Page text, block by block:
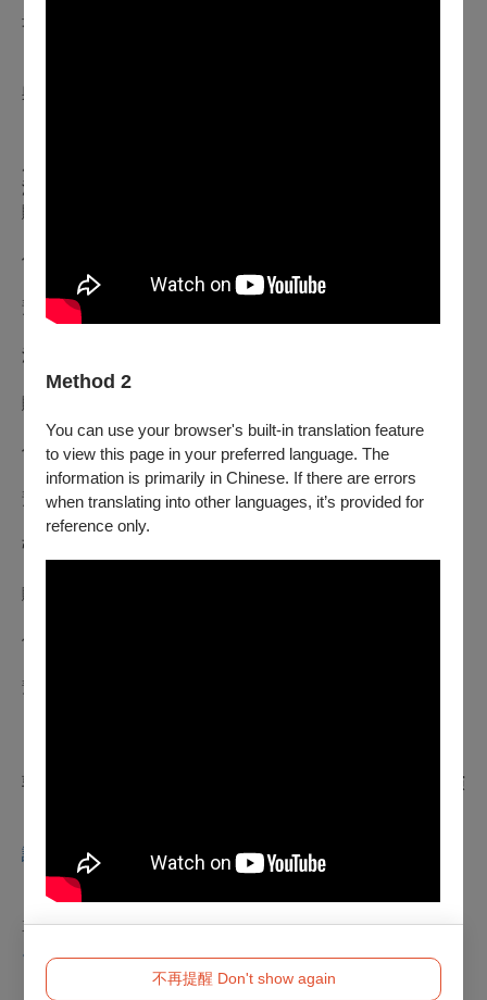
Method 2
You can use your browser's built-in translation feature
to view this page in your preferred language. The
information is primarily in Chinese. If there are errors
when translating into other languages, it’s provided for
reference only.
不再提醒 Don't show again
最根本的連結與歸屬為何。
與自我共舞，更展現創作者跨界的躍動與挑戰。
波》導演
作品介紹
預告
法比歐提姆 Fabio THIEME｜《默日迪斯可》導演
𖡡
作品介紹
預告
張文杰 CHANG Wen-Chieh｜《想嚮》導演
購票
作品介紹
預告
郭文泰 Craig QUINTERO｜河床劇團藝術總監、《寂靜》導演
譯設備。
※本節目為免費網路索票，僅限網路索取電子票。
※歡迎選購
XR VIP PASS套票